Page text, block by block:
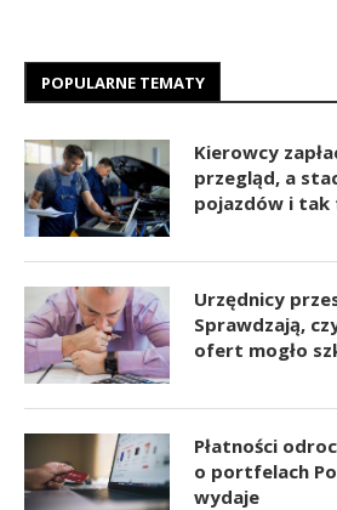
POPULARNE TEMATY
Kierowcy
przegląd, a
pojazdów i tak
Urzędnicy
Sprawdzają,
ofert mogło
Płatności
o portfelach
wydaje